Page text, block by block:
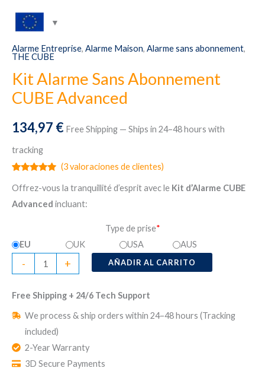
Alarme Entreprise, Alarme Maison, Alarme sans abonnement,
THE CUBE
Kit Alarme Sans Abonnement
CUBE Advanced
134,97 € Free Shipping — Ships in 24–48 hours with
tracking
con5.00de
a
(3valoraciones de clientes)
Offrez-vous la tranquillité d’esprit avec le Kit d’Alarme CUBE
Advanced incluant:
*
Type de prise
EU
UK USA AUS
-
Alarme
Sans
+ AÑADIR AL CARRITO
Free Shipping + 24/6 Tech Support
We process & ship orders within 24–48 hours (Tracking
included)
2-Year Warranty
3D Secure Payments